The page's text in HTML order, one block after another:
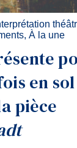
, À la une
en sol
pièce